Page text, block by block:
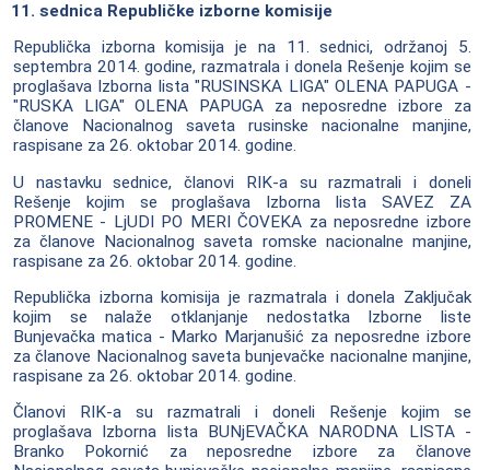
11. sednica Republičke izborne komisije
Republička izborna komisija je na 11. sednici, održanoj 5.
septembra 2014. godine, razmatrala i donela Rešenje kojim se
proglašava Izborna lista "RUSINSKA LIGA" OLENA PAPUGA -
"RUSKA LIGA" OLENA PAPUGA za neposredne izbore za
članove Nacionalnog saveta rusinske nacionalne manjine,
raspisane za 26. oktobar 2014. godine.
U nastavku sednice, članovi RIK-a su razmatrali i doneli
Rešenje kojim se proglašava Izborna lista SAVEZ ZA
PROMENE - LjUDI PO MERI ČOVEKA za neposredne izbore
za članove Nacionalnog saveta romske nacionalne manjine,
raspisane za 26. oktobar 2014. godine.
Republička izborna komisija je razmatrala i donela Zaključak
kojim se nalaže otklanjanje nedostatka Izborne liste
Bunjevačka matica - Marko Marjanušić za neposredne izbore
za članove Nacionalnog saveta bunjevačke nacionalne manjine,
raspisane za 26. oktobar 2014. godine.
Članovi RIK-a su razmatrali i doneli Rešenje kojim se
proglašava Izborna lista BUNjEVAČKA NARODNA LISTA -
Branko Pokornić za neposredne izbore za članove